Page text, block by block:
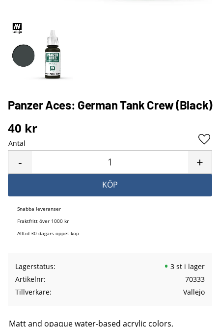
Panzer Aces: German Tank Crew (Black)
40 kr
Antal
+
-
KÖP
Snabba leveranser
Fraktfritt över 1000 kr
Alltid 30 dagars öppet köp
Lagerstatus
3 st i lager
Artikelnr
70333
Tillverkare
Vallejo
Matt and opaque water-based acrylic colors,